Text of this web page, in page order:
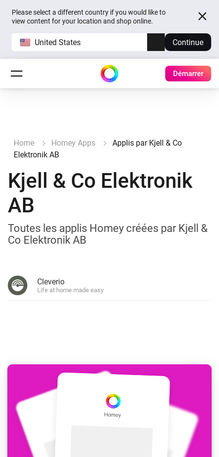
Please select a different country if you would like to
view content for your location and shop online.
United States Continue
Démarrer
Home Homey Apps
Applis par Kjell & Co
Elektronik AB
Kjell & Co Elektronik
AB
Toutes les applis Homey créées par Kjell &
Co Elektronik AB
Cleverio
Life at home made easy